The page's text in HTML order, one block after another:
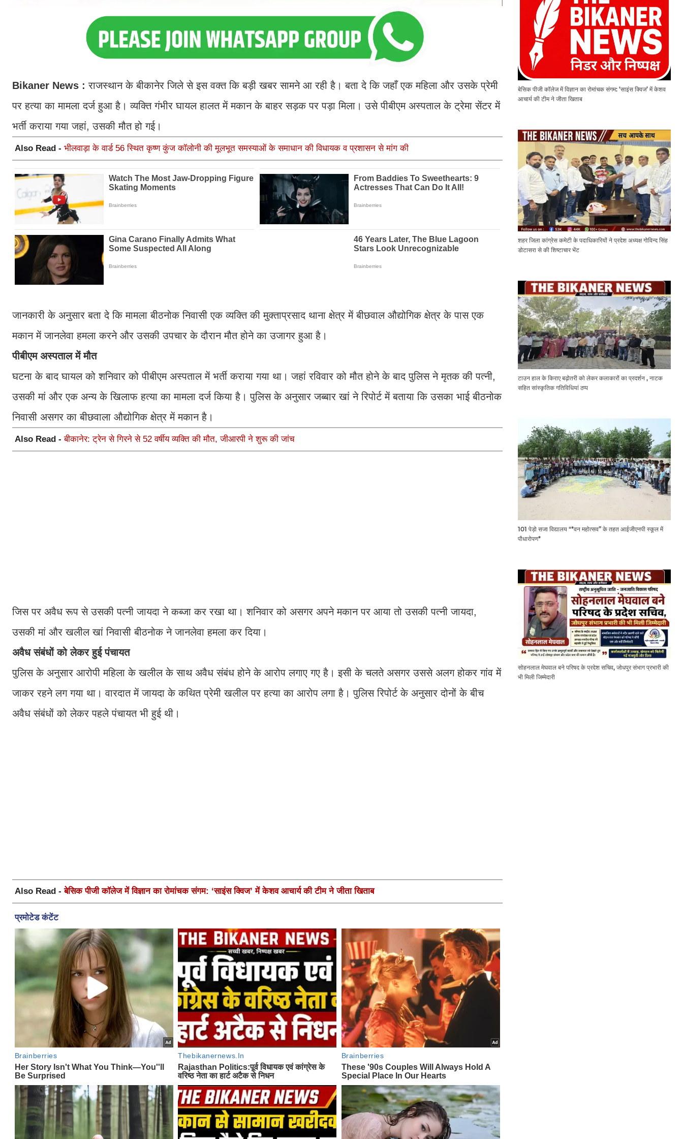
Bikaner News : राजस्थान के बीकानेर जिले से इस वक्त कि बड़ी खबर सामने आ रही है। बता दे कि जहाँ एक महिला और उसके प्रेमी
पर हत्या का मामला दर्ज हुआ है। व्यक्ति गंभीर घायल हालत में मकान के बाहर सड़क पर पड़ा मिला। उसे पीबीएम अस्पताल के ट्रेमा सेंटर में
भर्ती कराया गया जहां, उसकी मौत हो गई।
Also Read - भीलवाड़ा के वार्ड 56 स्थित कृष्ण कुंज कॉलोनी की मूलभूत समस्याओं के समाधान की विधायक व प्रशासन से मांग की
जानकारी के अनुसार बता दे कि मामला बीठनोक निवासी एक व्यक्ति की मुक्ताप्रसाद थाना क्षेत्र में बीछवाल औद्योगिक क्षेत्र के पास एक
मकान में जानलेवा हमला करने और उसकी उपचार के दौरान मौत होने का उजागर हुआ है।
पीबीएम अस्पताल में मौत
घटना के बाद घायल को शनिवार को पीबीएम अस्पताल में भर्ती कराया गया था। जहां रविवार को मौत होने के बाद पुलिस ने मृतक की पत्नी,
उसकी मां और एक अन्य के खिलाफ हत्या का मामला दर्ज किया है। पुलिस के अनुसार जब्बार खां ने रिपोर्ट में बताया कि उसका भाई बीठनोक
निवासी असगर का बीछवाला औद्योगिक क्षेत्र में मकान है।
Also Read -बीकानेर: ट्रेन से गिरने से 52 वर्षीय व्यक्ति की मौत, जीआरपी ने शुरू की जांच
जिस पर अवैध रूप से उसकी पत्नी जायदा ने कब्जा कर रखा था। शनिवार को असगर अपने मकान पर आया तो उसकी पत्नी जायदा,
उसकी मां और खलील खां निवासी बीठनोक ने जानलेवा हमला कर दिया।
अवैध संबंधों को लेकर हुई पंचायत
पुलिस के अनुसार आरोपी महिला के खलील के साथ अवैध संबंध होने के आरोप लगाए गए है। इसी के चलते असगर उससे अलग होकर गांव में
जाकर रहने लग गया था। वारदात में जायदा के कथित प्रेमी खलील पर हत्या का आरोप लगा है। पुलिस रिपोर्ट के अनुसार दोनों के बीच
अवैध संबंधों को लेकर पहले पंचायत भी हुई थी।
Also Read -बेसिक पीजी कॉलेज में विज्ञान का रोमांचक संगम: ‘साइंस क्विज’ में केशव आचार्य की टीम ने जीता खिताब
बेसिक पीजी कॉलेज में विज्ञान का रोमांचक संगम: ‘साइंस क्विज’ में केशव
आचार्य की टीम ने जीता खिताब
शहर जिला कांग्रेस कमेटी के पदाधिकारियों ने प्रदेश अध्यक्ष गोविन्द सिंह
डोटासरा से की शिष्टाचार भेंट
टाउन हाल के किराए बढ़ोतरी को लेकर कलाकारों का प्रदर्शन , नाटक
सहित सांस्कृतिक गतिविधियां ठप्प
101 पेड़ो सजा विद्यालय "*वन महोत्सव” के तहत आईजीएनपी स्कूल में
पौधारोपण*
सोहनलाल मेघवाल बने परिषद के प्रदेश सचिव, जोधपुर संभाग प्रभारी की
भी मिली जिम्मेदारी